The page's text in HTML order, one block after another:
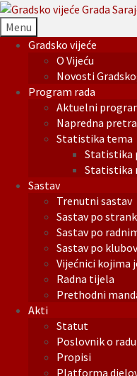
Menu
Gradsko vijeće
O Vijeću
Novosti
Program rada
Aktuelni
Napredna
Statistika tema
Statistika
Statistika
Sastav
Trenutni sastav
Sastav po
Sastav po
Sastav po
Vijećnici kojima
Radna tijela
Prethodni
Akti
Statut
Poslovnik o radu
Propisi
Platforma